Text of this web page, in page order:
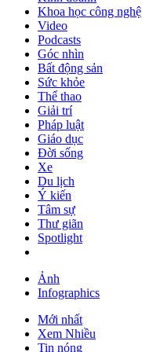
Khoa học công nghệ
Video
Podcasts
Góc nhìn
Bất động sản
Sức khỏe
Thể thao
Giải trí
Pháp luật
Giáo dục
Đời sống
Xe
Du lịch
Ý kiến
Tâm sự
Thư giãn
Spotlight
Ảnh
Infographics
Mới nhất
Xem Nhiều
Tin nóng